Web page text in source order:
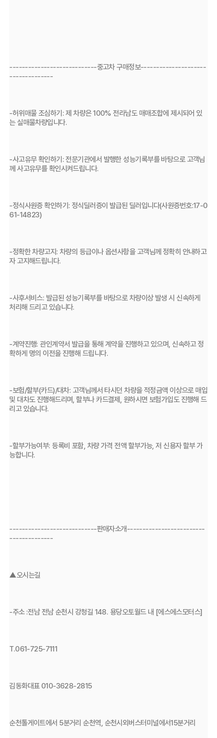
----------------------------중고차 구매정보---------------------
--------------
-허위매물 조심하기: 제 차량은 100% 전라남도 매매조합에 제시되어 있
는 실매물차량입니다.
-사고유무 확인하기: 전문기관에서 발행한 성능기록부를 바탕으로 고객님
께 사고유무를 확인시켜드립니다.
-정식사원증 확인하기: 정식딜러증이 발급된 딜러입니다(사원증번호:17-0
61-14823)
-정확한 차량고지: 차량의 등급이나 옵션사항을 고객님께 정확히 안내하고
자 고지해드립니다.
-사후서비스: 발급된 성능기록부를 바탕으로 차량이상 발생 시 신속하게
처리해 드리고 있습니다.
-계약진행: 관인계약서 발급을 통해 계약을 진행하고 있으며, 신속하고 정
확하게 명의 이전을 진행해 드립니다.
-보험/할부(카드)/대차: 고객님께서 타시던 차량을 적정금액 이상으로 매입
및 대차도 진행해드리며, 할부나 카드결제, 원하시면 보험가입도 진행해 드
리고 있습니다.
-할부가능여부: 등록비 포함, 차량 가격 전액 할부가능, 저 신용자 할부 가
능합니다.
----------------------------판매자소개-------------------------
--------------
▲오시는길
-주소 :전남 전남 순천시 강청길 148. 용당오토월드 내 [에스에스모터스]
T.061-725-7111
김동화대표 010-3628-2815
순천톨게이트에서 5분거리 순천역, 순천시외버스터미널에서15분거리